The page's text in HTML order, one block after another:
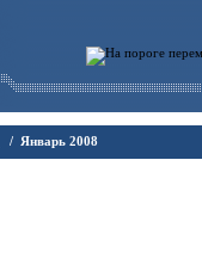
/ Январь 2008